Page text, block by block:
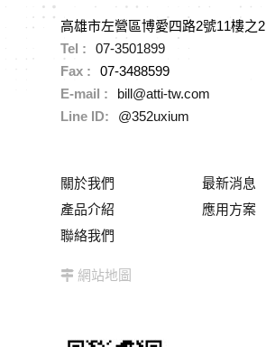
高雄市左營區博愛四路2號11樓之2
Tel :
07-3501899
Fax :
07-3488599
E-mail :
bill@atti-tw.com
Line ID:
@352uxium
關於我們
最新消息
產品介紹
應用方案
聯絡我們
網站地圖